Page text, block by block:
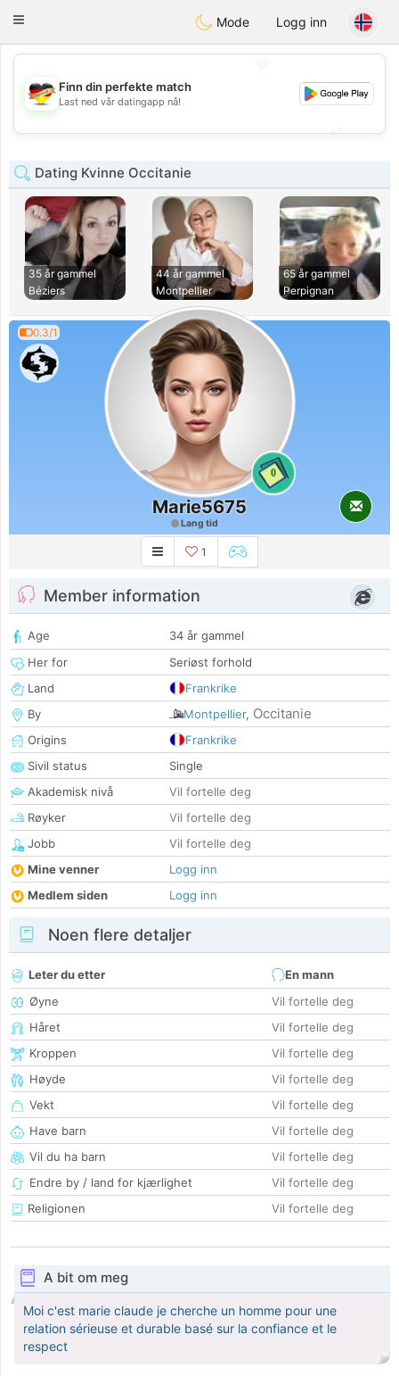
Deutsch Dating
Toggle
Mode Logg inn
💖
💕
Finn din perfekte match
Last ned vår datingapp nå!
Dating Kvinne Occitanie
35 år gammel
Béziers
44 år gammel
Montpellier
65 år gammel
Perpignan
0.3/1
0
Marie5675
Lang tid
1
Member information
Age
34 år gammel
Her for
Seriøst forhold
Land
Frankrike
By
Montpellier, Occitanie
Origins
Frankrike
Sivil status
Single
Akademisk nivå
Vil fortelle deg
Røyker
Vil fortelle deg
Jobb
Vil fortelle deg
Mine venner
Logg inn
Medlem siden
Logg inn
Noen flere detaljer
Leter du etter
En mann
Øyne
Vil fortelle deg
Håret
Vil fortelle deg
Kroppen
Vil fortelle deg
Høyde
Vil fortelle deg
Vekt
Vil fortelle deg
Have barn
Vil fortelle deg
Vil du ha barn
Vil fortelle deg
Endre by / land for kjærlighet
Vil fortelle deg
Religionen
Vil fortelle deg
A bit om meg
Moi c'est marie claude je cherche un homme pour une
relation sérieuse et durable basé sur la confiance et le
respect